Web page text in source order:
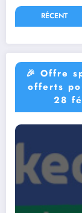
RÉCENT
🎉​ Offre
offerts
28